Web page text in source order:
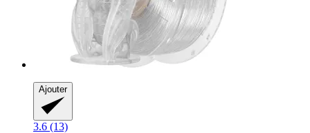
Ajouter
3.6 (13)